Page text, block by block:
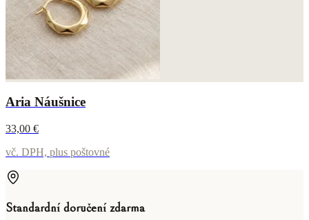
Aria Náušnice
33,00 €
vč. DPH, plus poštovné
Standardní doručení zdarma